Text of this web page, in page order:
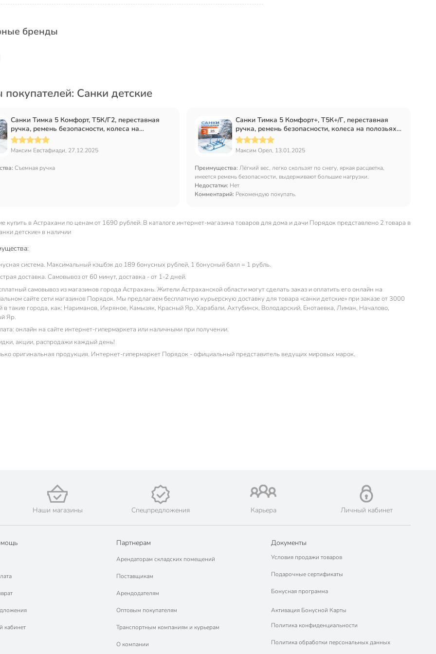
бренды
Санки детские
Санки Тимка 5 Комфорт, Т5К/Г2, переставная
ручка, ремень безопасности, колеса на
полозьях, 25 кг, спинка, Nika
Максим Евстафиади, 27.12.2025
Съемная ручка
Санки Тимка 5 Комфорт+, Т5К+/Г, переставная
ручка, ремень безопасности, колеса на полозьях,
25 кг, спинка, Nika
Максим Орел, 13.01.2025
Преимущества: Лёгкий вес, легко скользят по снегу, яркая расцветка,
имеется ремень безопасности, выдерживают большие нагрузки.
Недостатки: Нет
Комментарий: Рекомендую покупать.
купить в Астрахани по ценам от 1690 рублей. В каталоге интернет-магазина товаров для дома и дачи Порядок представлено 2 товара в
детские» в наличии
система. Максимальный кэшбэк до 189 бонусных рублей, 1 бонусный балл = 1 рубль.
доставка. Самовывоз от 60 минут, доставка - от 1-2 дней.
самовывоз из магазинов города Астрахань. Жители Астраханской области могут сделать заказ и оплатить его онлайн на
сайте сети магазинов Порядок. Мы предлагаем бесплатную курьерскую доставку для товара «санки детские» при заказе от 3000
в такие города, как: Нариманов, Икряное, Камызяк, Красный Яр, Харабали, Ахтубинск, Володарский, Енотаевка, Лиман, Началово,
Яр.
онлайн на сайте интернет-гипермаркета или наличными при получении.
акции, распродажи каждый день!
оригинальная продукция. Интернет-гипермаркет Порядок - официальный представитель ведущих мировых марок.
Наши магазины Спецпредложения Карьера Личный кабинет
кабинет
Партнерам
Арендаторам складских помещений
Поставщикам
Арендодателям
Оптовым покупателям
Транспортным компаниям и курьерам
О компании
Документы
Условия продажи товаров
Подарочные сертификаты
Бонусная программа
Активация Бонусной Карты
Политика конфиденциальности
Политика обработки персональных данных